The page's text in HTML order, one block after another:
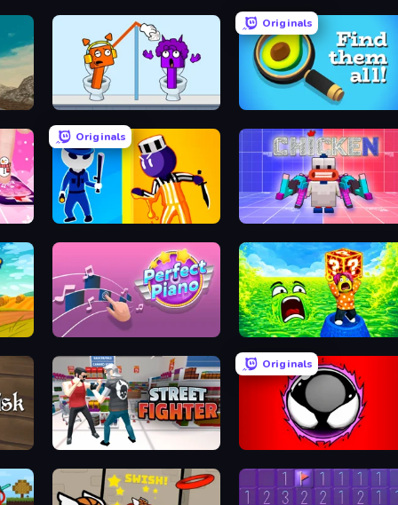
Grandfather Road Chase: Shooter Square Punki Long Hand
Originals
Originals
Jailbreak: Hide or Attack! Chicken CS
Perfect Piano Save Memerots: Acid Lava lake
Street Fighter Simulator
Originals
Splatmans